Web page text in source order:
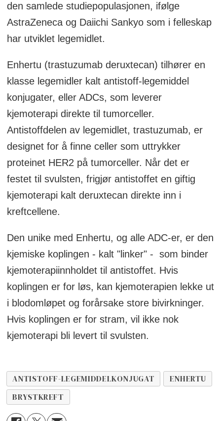
andre påfølgende behandling eller død; og
sikkerhet. Det er viktig å merke seg at
analyser av HER2-ultralav undergruppen
statistisk signifikans.
HER2-ultralav sykdom er definert som IHC
0 med membranfarging; IHC >0 <1+.
Dette angir en meget lav grad av HER2-
uttrykk som er større enn null, men mindre
enn 1+. Det betyr at det er noe HER2 til
stede på celleoverflaten, men i svært små
mengder, noe som klassifiserer det som
ultralavt HER2-uttrykk.
den samlede studiepopulasjonen, ifølge
AstraZeneca og Daiichi Sankyo som i felleskap
har utviklet legemidlet.
Enhertu (trastuzumab deruxtecan) tilhører en
klasse legemidler kalt antistoff-legemiddel
konjugater, eller ADCs, som leverer
kjemoterapi direkte til tumorceller.
Antistoffdelen av legemidlet, trastuzumab, er
designet for å finne celler som uttrykker
proteinet HER2 på tumorceller. Når det er
festet til svulsten, frigjør antistoffet en giftig
kjemoterapi kalt deruxtecan direkte inn i
kreftcellene.
Den unike med Enhertu, og alle ADC-er, er den
kjemiske koplingen - kalt "linker" - som binder
kjemoterapiinnholdet til antistoffet. Hvis
koplingen er for løs, kan kjemoterapien lekke ut
i blodomløpet og forårsake store bivirkninger.
Hvis koplingen er for stram, vil ikke nok
kjemoterapi bli levert til svulsten.
ANTISTOFF-LEGEMIDDELKONJUGAT
ENHERTU
BRYSTKREFT